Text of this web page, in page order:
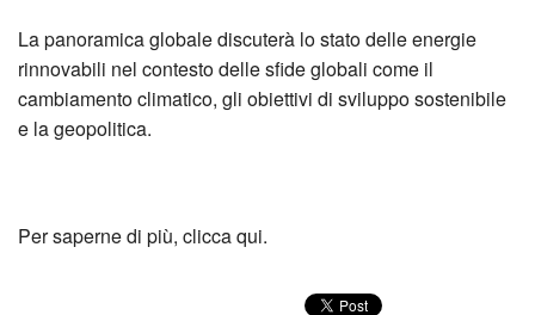
La panoramica globale discuterà lo stato delle energie
rinnovabili nel contesto delle sfide globali come il
cambiamento climatico, gli obiettivi di sviluppo sostenibile
e la geopolitica.
Per saperne di più, clicca qui.